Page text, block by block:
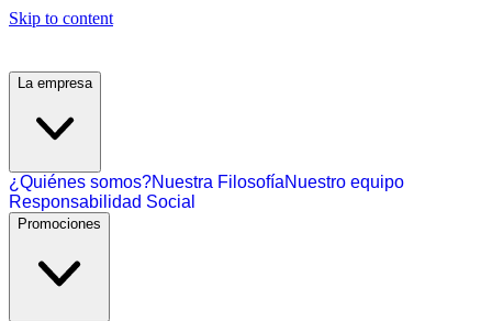
Skip to content
La empresa
¿Quiénes somos?Nuestra FilosofíaNuestro equipo
Responsabilidad Social
Promociones